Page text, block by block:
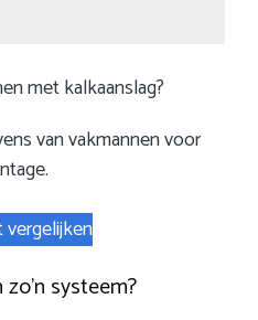
met kalkaanslag?
van vakmannen voor
systeem?